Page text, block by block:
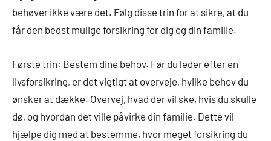
behøver ikke være det. Følg disse trin for at sikre, at du
får den bedst mulige forsikring for dig og din familie.
Første trin: Bestem dine behov. Før du leder efter en
livsforsikring, er det vigtigt at overveje, hvilke behov du
ønsker at dække. Overvej, hvad der vil ske, hvis du skulle
dø, og hvordan det ville påvirke din familie. Dette vil
hjælpe dig med at bestemme, hvor meget forsikring du